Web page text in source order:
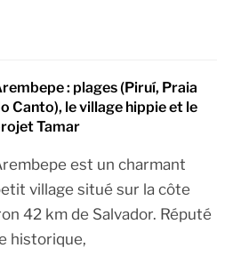
: plages (Piruí, Praia
Canto), le village hippie et le
Tamar
est un charmant
village situé sur la côte
42 km de Salvador. Réputé
historique,